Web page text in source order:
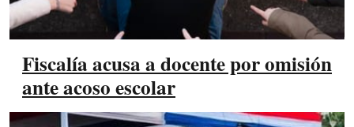
Fiscalía acusa a docente por omisión
ante acoso escolar